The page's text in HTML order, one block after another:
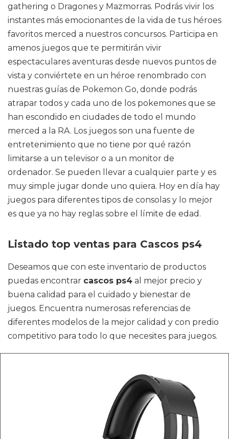
gathering o Dragones y Mazmorras. Podrás vivir los
instantes más emocionantes de la vida de tus héroes
favoritos merced a nuestros concursos. Participa en
amenos juegos que te permitirán vivir
espectaculares aventuras desde nuevos puntos de
vista y conviértete en un héroe renombrado con
nuestras guías de Pokemon Go, donde podrás
atrapar todos y cada uno de los pokemones que se
han escondido en ciudades de todo el mundo
merced a la RA. Los juegos son una fuente de
entretenimiento que no tiene por qué razón
limitarse a un televisor o a un monitor de
ordenador. Se pueden llevar a cualquier parte y es
muy simple jugar donde uno quiera. Hoy en día hay
juegos para diferentes tipos de consolas y lo mejor
es que ya no hay reglas sobre el límite de edad.
Listado top ventas para Cascos ps4
Deseamos que con este inventario de productos
puedas encontrar cascos ps4 al mejor precio y
buena calidad para el cuidado y bienestar de
juegos. Encuentra numerosas referencias de
diferentes modelos de la mejor calidad y con predio
competitivo para todo lo que necesites para juegos.